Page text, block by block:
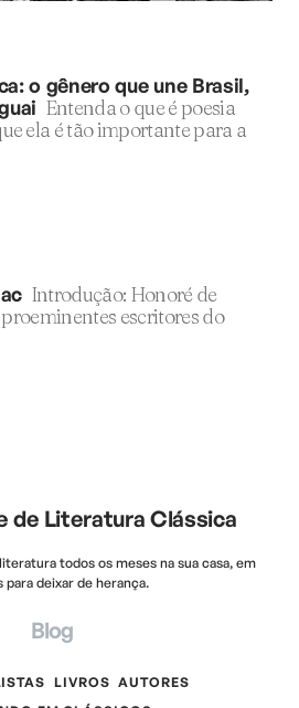
o gênero que une Brasil,
Entenda o que é poesia
ela é tão importante para a
Introdução: Honoré de
escritores do
de Literatura Clássica
todos os meses na sua casa, em
para deixar de herança.
Blog
LIVROS AUTORES